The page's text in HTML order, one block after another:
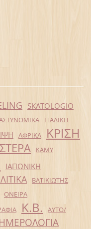
SKATOLOGIO
ΙΤΑΛΙΚΗ
ΑΦΡΙΚΑ ΚΡΙΣΗ
ΚΑΜΥ
ΙΑΠΩΝΙΚΗ
ΒΑΤΙΚΙΩΤΗΣ
ΟΝΕΙΡΑ
Κ.Β.
ΑΥΤΟ/
ΗΜΕΡΟΛΟΓΙΑ